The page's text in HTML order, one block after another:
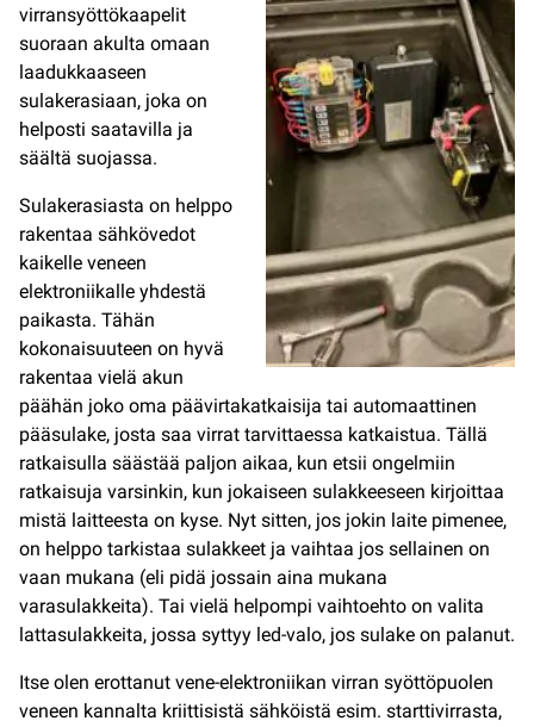
virransyöttökaapelit
suoraan akulta omaan
laadukkaaseen
sulakerasiaan, joka on
helposti saatavilla ja
säältä suojassa.
Sulakerasiasta on helppo
rakentaa sähkövedot
kaikelle veneen
elektroniikalle yhdestä
paikasta. Tähän
kokonaisuuteen on hyvä
rakentaa vielä akun
päähän joko oma päävirtakatkaisija tai automaattinen
pääsulake, josta saa virrat tarvittaessa katkaistua. Tällä
ratkaisulla säästää paljon aikaa, kun etsii ongelmiin
ratkaisuja varsinkin, kun jokaiseen sulakkeeseen kirjoittaa
mistä laitteesta on kyse. Nyt sitten, jos jokin laite pimenee,
on helppo tarkistaa sulakkeet ja vaihtaa jos sellainen on
vaan mukana (eli pidä jossain aina mukana
varasulakkeita). Tai vielä helpompi vaihtoehto on valita
lattasulakkeita, jossa syttyy led-valo, jos sulake on palanut.
Itse olen erottanut vene-elektroniikan virran syöttöpuolen
veneen kannalta kriittisistä sähköistä esim. starttivirrasta,